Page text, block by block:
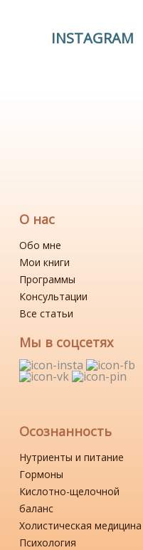
INSTAGRAM
О нас
Обо мне
Мои книги
Программы
Консультации
Все статьи
Мы в соцсетях
Осознанность
Нутриенты и питание
Гормоны
Кислотно-щелочной
баланс
Холистическая медицина
Психология